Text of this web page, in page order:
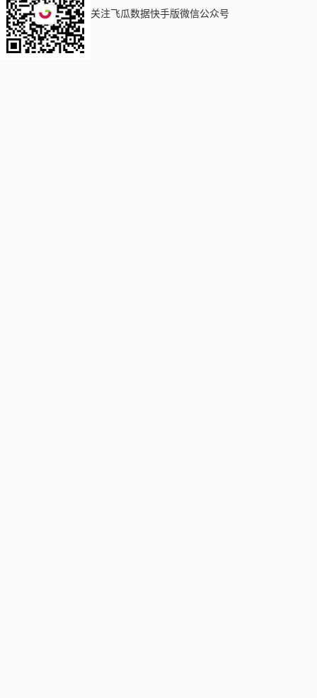
关注飞瓜数据快手版微信公众号